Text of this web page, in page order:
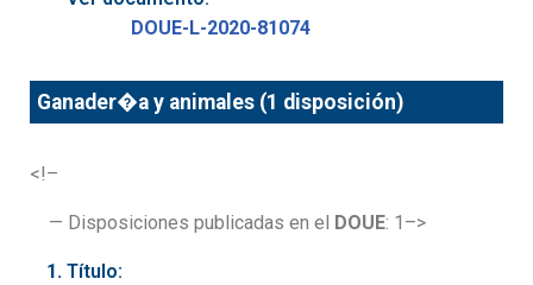
DOUE-L-2020-81074
Ganader�a y animales (1 disposición)
<!–
— Disposiciones publicadas en el DOUE: 1–>
Título: